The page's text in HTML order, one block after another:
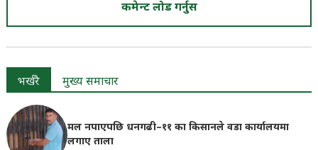
कमेन्ट लोड गर्नुस
भर्खरै मुख्य समाचार
मल नपाएपछि धनगढी–११ का किसानले वडा कार्यालयमा
लगाए ताला